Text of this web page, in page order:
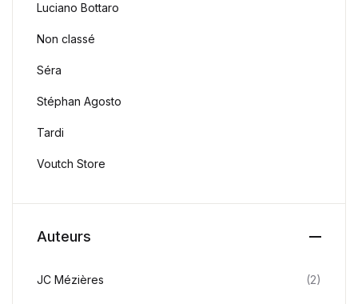
Luciano Bottaro
Non classé
Séra
Stéphan Agosto
Tardi
Voutch Store
Auteurs
JC Mézières (2)